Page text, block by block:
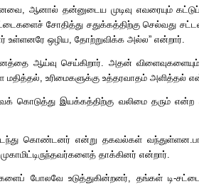
, ஆனால் தன்னுடைய முடிவு எவரையும்
சோதித்து சதுக்கத்திற்கு செல்வது
உள்ளனரே ஒழிய, தோற்றுவிக்க அல்ல” என்றார்.
ஆய்வு செய்கிறார். அதன்
மதித்தல், உரிமைகளுக்கு உத்தரவாதம் அளித்தல்
கொடுத்து இயக்கத்திற்கு வலிமை தரும் என்ற
நடந்து கொண்டனர் என்று தகவல்கள் வந்துள்ளன.
தாக்கினர் என்றார்.
போலவே உடுத்துகின்றனர், தங்கள் டி-